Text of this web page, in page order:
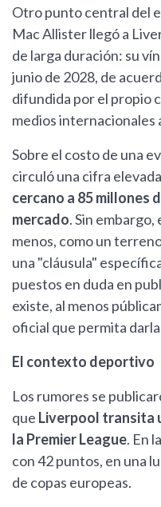
Otro punto central del
Mac Allister llegó a
de larga duración: su
junio de 2028, de
difundida por el propio
medios internacionales
Sobre el costo de una
circuló una cifra
cercano a 85 millones
mercado. Sin
menos, como un
una "cláusula"
puestos en duda en
existe, al menos
oficial que permita
El contexto deportivo
Los rumores se
que Liverpool transita
la Premier League. En
con 42 puntos, en una
de copas europeas.